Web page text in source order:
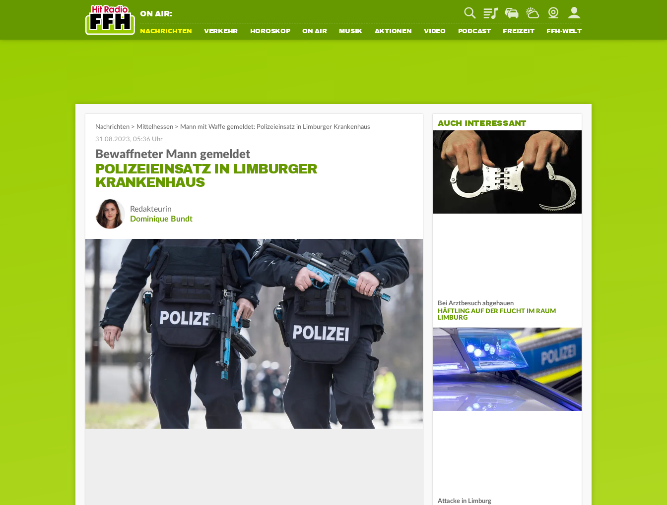
ON AIR: PlaylistStaupilotWetterWebcamMein FFH
NACHRICHTEN VERKEHR HOROSKOP ON AIR MUSIK AKTIONEN VIDEO PODCAST FREIZEIT FFH-WELT
Nachrichten > Mittelhessen > Mann mit Waffe gemeldet: Polizeieinsatz in Limburger Krankenhaus
31.08.2023, 05:36 Uhr
Bewaffneter Mann gemeldet
POLIZEIEINSATZ IN LIMBURGER
KRANKENHAUS
Redakteurin
Dominique Bundt
AUCH INTERESSANT
Bei Arztbesuch abgehauen
HÄFTLING AUF DER FLUCHT IM RAUM
LIMBURG
Attacke in Limburg